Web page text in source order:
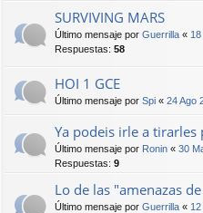
SURVIVING MARS
Último mensaje por Guerrilla « 18
Respuestas: 58
HOI 1 GCE
Último mensaje por Spi « 24 Ago
Ya podeis irle a tirarles
Último mensaje por Ronin « 30
Respuestas: 9
Lo de las "amenazas
Último mensaje por Guerrilla «